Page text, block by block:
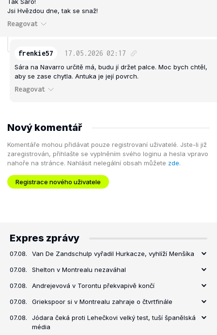
Jsi Hvězdou dne, tak se snaž!
Reagovat
frenkie57 17.05.2026 02:17
Sára na Navarro určitě má, budu jí držet palce. Moc bych chtěl,
aby se zase chytla. Antuka je její povrch.
Reagovat
Nový komentář
Komentáře mohou přidávat pouze registrovaní uživatelé. Jste-li již
zaregistrován, přihlašte se vyplněním svého loginu a hesla vpravo
nahoře na stránce. Nahlásit nelegální obsah můžete zde.
Registrace nového uživatele
Expres zprávy
07.08. Van De Zandschulp vyřadil Hurkacze, vyhlíží Menšíka
07.08. Shelton v Montrealu nezaváhal
07.08. Andrejevová v Torontu překvapivě končí
07.08. Griekspoor si v Montrealu zahraje o čtvrtfinále
07.08.
Jódara čeká proti Lehečkovi velký test, tuší španělská
média